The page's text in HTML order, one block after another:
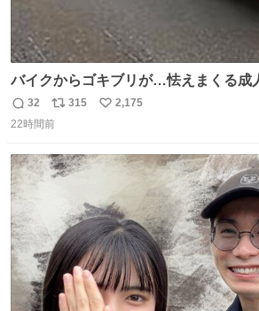
バイクからゴキブリが…怯えまくる成
返
信
32
リ
ポ
ト
315
い
数
2,175
22時間前